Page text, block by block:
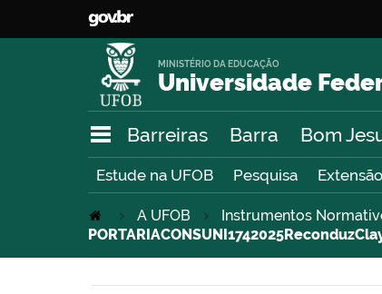
Universidade
MINISTÉRIO DA EDUCAÇÃO
Barreiras Barra Bom
Estude na UFOB Pesquisa
A UFOB Instrumentos